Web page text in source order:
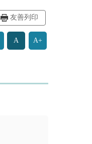
友善列印
A A+